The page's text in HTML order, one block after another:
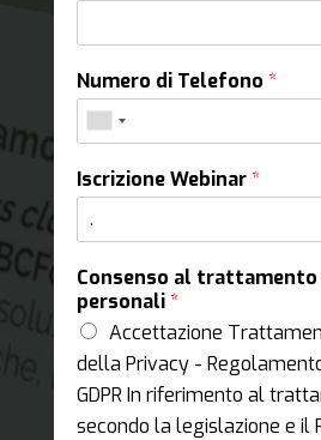
Numero di Telefono *
Iscrizione Webinar*
Consenso al trattamento
personali*
Accettazione
della Privacy -
GDPR In riferimento al
secondo la legislazione e il